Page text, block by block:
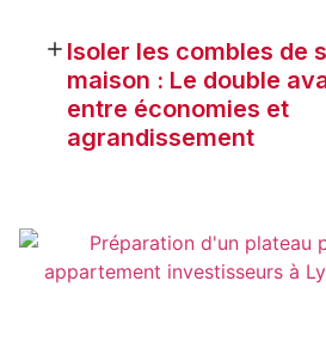
Isoler les combles de
maison : Le double
entre économies et
agrandissement